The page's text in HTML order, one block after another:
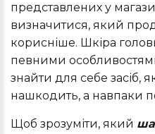
представлених у
визначитися, який
корисніше. Шкіра
певними
знайти для себе засіб,
нашкодить, а навпаки
Щоб зрозуміти, який